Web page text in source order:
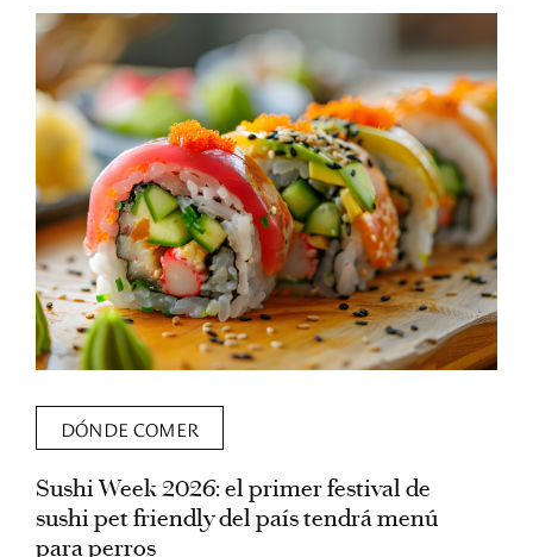
DÓNDE COMER
Sushi Week 2026: el primer festival de
sushi pet friendly del país tendrá menú
para perros